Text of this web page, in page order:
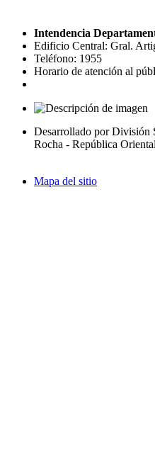
Intendencia
Edificio Central: Gral.
Teléfono: 1955
Horario de atención al
Desarrollado por División
Rocha - República
Mapa del sitio